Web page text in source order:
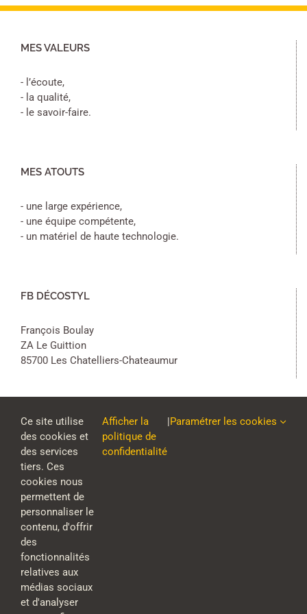
MES VALEURS
- l’écoute,
- la qualité,
- le savoir-faire.
MES ATOUTS
- une large expérience,
- une équipe compétente,
- un matériel de haute technologie.
FB DÉCOSTYL
François Boulay
ZA Le Guittion
85700 Les Chatelliers-Chateaumur
Ce site utilise
des cookies et
des services
tiers. Ces
cookies nous
permettent de
personnaliser le
contenu, d'offrir
des
fonctionnalités
relatives aux
médias sociaux
et d'analyser
Afficher la
politique de
confidentialité
|Paramétrer les cookies